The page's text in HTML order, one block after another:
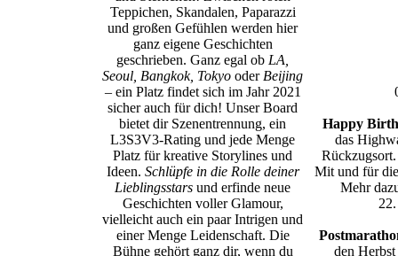
Teppichen, Skandalen, Paparazzi
und großen Gefühlen werden hier
ganz eigene Geschichten
geschrieben. Ganz egal ob LA,
Seoul, Bangkok, Tokyo oder Beijing
– ein Platz findet sich im Jahr 2021
sicher auch für dich! Unser Board
bietet dir Szenentrennung, ein
L3S3V3-Rating und jede Menge
Platz für kreative Storylines und
Ideen. Schlüpfe in die Rolle deiner
Lieblingsstars und erfinde neue
Geschichten voller Glamour,
vielleicht auch ein paar Intrigen und
einer Menge Leidenschaft. Die
Bühne gehört ganz dir, wenn du
Happy
das
Mit und für
Mehr
den